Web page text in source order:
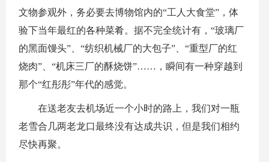
文物参观外，务必要去博物馆内的“工人大食堂”，体
验下当年最红的各种菜肴。据不完全统计有，“玻璃厂
的黑面馒头”、“纺织机械厂的大包子”、“重型厂的红
烧肉”、“机床三厂的酥烧饼”……，瞬间有一种穿越到
那个“红彤彤”年代的感觉。
在送老友去机场近一个小时的路上，我们对一瓶
老雪合几两老龙口最终没有达成共识，但是我们相约
尽快再聚。